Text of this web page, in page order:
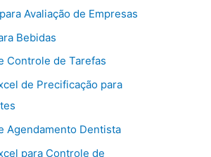
Avaliação de Empresas
Bebidas
Controle de Tarefas
de Precificação para
Agendamento Dentista
para Controle de